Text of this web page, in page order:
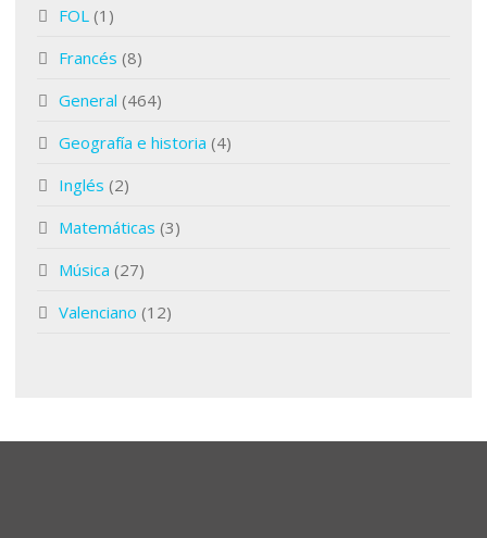
FOL (1)
Francés (8)
General (464)
Geografía e historia (4)
Inglés (2)
Matemáticas (3)
Música (27)
Valenciano (12)